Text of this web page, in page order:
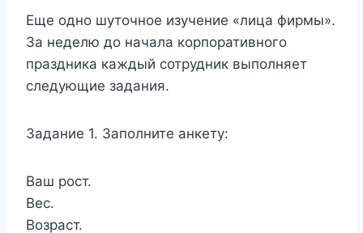
Еще одно шуточное изучение «лица фирмы».
За неделю до начала корпоративного
праздника каждый сотрудник выполняет
следующие задания.
Задание 1. Заполните анкету:
Ваш рост.
Вес.
Возраст.